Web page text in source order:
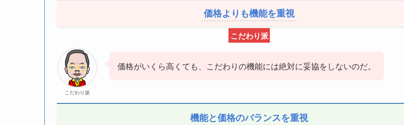
価格よりも機能を重視
こだわり派
こだわり派
価格がいくら高くても、こだわりの機能には絶対に妥協をしないのだ。
機能と価格のバランスを重視